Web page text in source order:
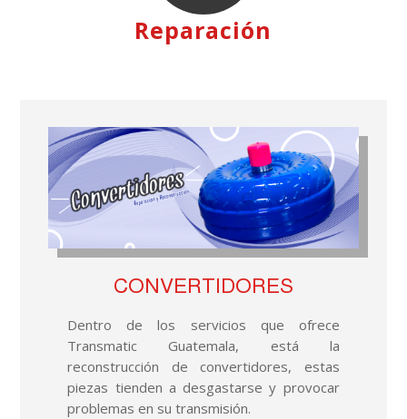
Reparación
CONVERTIDORES
Dentro de los servicios que ofrece
Transmatic Guatemala, está la
reconstrucción de convertidores, estas
piezas tienden a desgastarse y provocar
problemas en su transmisión.